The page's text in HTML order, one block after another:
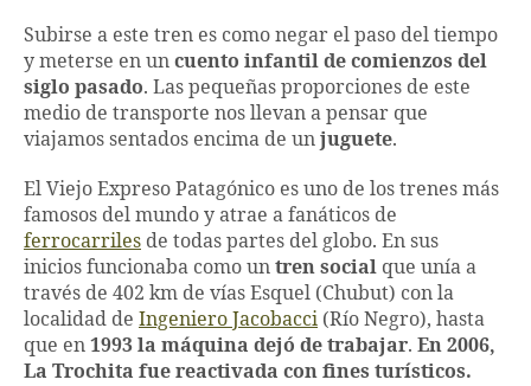
Subirse a este tren es como negar el paso del tiempo
y meterse en un cuento infantil de comienzos del
siglo pasado. Las pequeñas proporciones de este
medio de transporte nos llevan a pensar que
viajamos sentados encima de un juguete.
El Viejo Expreso Patagónico es uno de los trenes más
famosos del mundo y atrae a fanáticos de
ferrocarriles de todas partes del globo. En sus
inicios funcionaba como un tren social que unía a
través de 402 km de vías Esquel (Chubut) con la
localidad de Ingeniero Jacobacci (Río Negro), hasta
que en 1993 la máquina dejó de trabajar. En 2006,
La Trochita fue reactivada con fines turísticos.